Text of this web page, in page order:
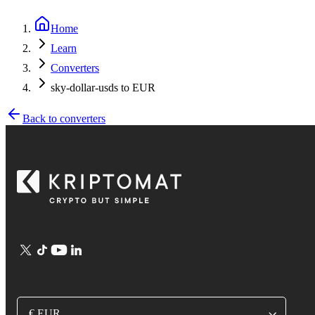
Home
Learn
Converters
sky-dollar-usds to EUR
Back to converters